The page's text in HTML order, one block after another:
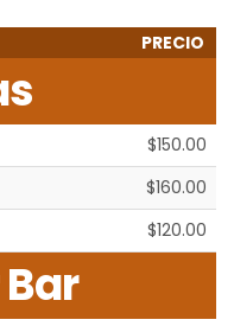
PRECIO
$150.00
$160.00
$120.00